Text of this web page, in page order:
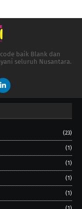
baik Blank dan
seluruh Nusantara.
(23)
(1)
(1)
(1)
(1)